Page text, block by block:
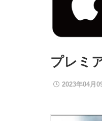
プレミ
2023年04月